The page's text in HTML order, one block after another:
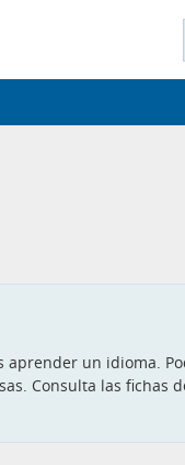
aprender un idioma.
Consulta las fichas